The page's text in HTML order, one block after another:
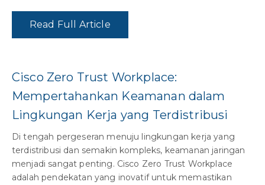
Read Full Article
Cisco Zero Trust Workplace:
Mempertahankan Keamanan dalam
Lingkungan Kerja yang Terdistribusi
Di tengah pergeseran menuju lingkungan kerja yang
terdistribusi dan semakin kompleks, keamanan jaringan
menjadi sangat penting. Cisco Zero Trust Workplace
adalah pendekatan yang inovatif untuk memastikan